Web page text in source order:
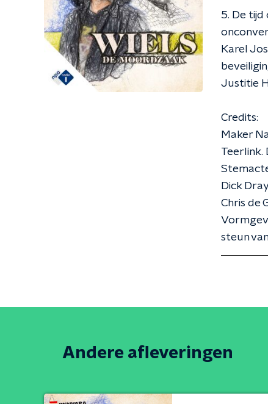
5. De
Karel
Justitie
Credits:
Maker
Teerlink.
Dick
Chris de
steun
Andere afleveringen